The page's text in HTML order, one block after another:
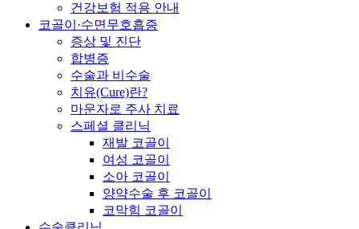
건강보험 적용 안내
코골이·수면무호흡증
증상 및 진단
합병증
수술과 비수술
치유(Cure)란?
마운자로 주사 치료
스페셜 클리닉
재발 코골이
여성 코골이
소아 코골이
양약수술 후 코골이
코막힘 코골이